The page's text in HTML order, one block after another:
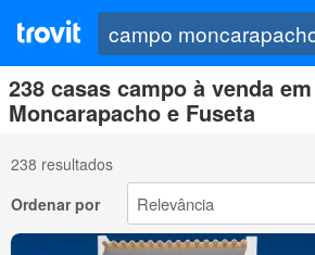
238 casas campo à venda
Moncarapacho e Fuseta
238 resultados
Ordenar por